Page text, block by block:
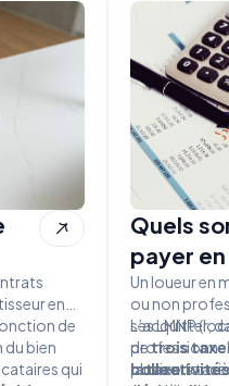
en
de
du bien
qui
Quels
payer en
Un loueur en
ou non
s’acquitter,
detrois
Les LMNP
plusieurs
la taxe